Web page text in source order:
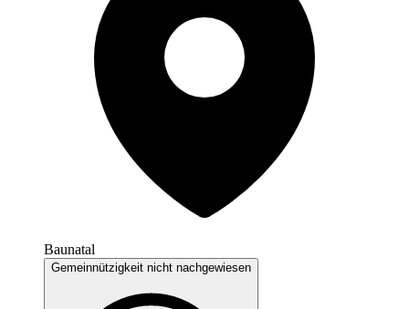
Baunatal
Gemeinnützigkeit nicht nachgewiesen